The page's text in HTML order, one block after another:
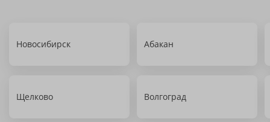
Новосибирск Абакан
Щелково Волгоград